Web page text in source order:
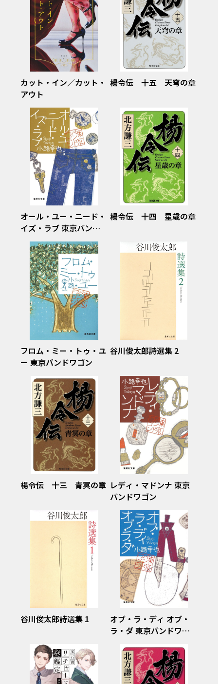
カット・イン／カット・
アウト
楊令伝 十五 天穹の章
オール・ユー・ニード・
イズ・ラブ 東京バンド
ワゴン
楊令伝 十四 星歳の章
フロム・ミー・トゥ・ユ
ー 東京バンドワゴン
谷川俊太郎詩選集 2
楊令伝 十三 青冥の章 レディ・マドンナ 東京
バンドワゴン
谷川俊太郎詩選集 1
オブ・ラ・ディ オブ・
ラ・ダ 東京バンドワゴ